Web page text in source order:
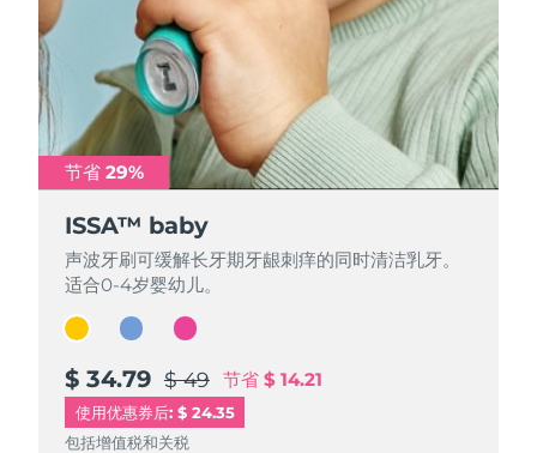
节省 29%
ISSA™ baby
声波牙刷可缓解长牙期牙龈刺痒的同时清洁乳牙。
适合0-4岁婴幼儿。
$ 34.79 $ 49 节省 $ 14.21
使用优惠券后: $ 24.35
包括增值税和关税
节省 29%
ISSA™ baby
声波牙刷可缓解长牙期牙龈刺痒的同时清洁乳牙。
适合0-4岁婴幼儿。
$ 34.79 $ 49 节省 $ 14.21
包括增值税和关税
节省 29%
ISSA™ baby
声波牙刷可缓解长牙期牙龈刺痒的同时清洁乳牙。
适合0-4岁婴幼儿。
$ 34.79 $ 49 节省 $ 14.21
包括增值税和关税